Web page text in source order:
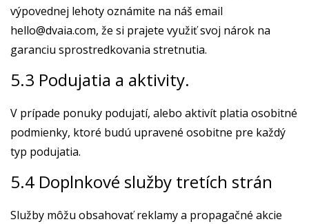
výpovednej lehoty oznámite na náš email
hello@dvaia.com, že si prajete využiť svoj nárok na
garanciu sprostredkovania stretnutia.
5.3 Podujatia a aktivity.
V prípade ponuky podujatí, alebo aktivít platia osobitné
podmienky, ktoré budú upravené osobitne pre každý
typ podujatia.
5.4 Doplnkové služby tretích strán
Služby môžu obsahovať reklamy a propagačné akcie